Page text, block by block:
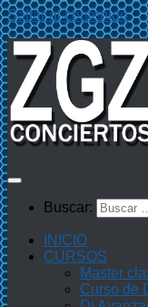
Saltar al contenido
Buscar:
INICIO
CURSOS
Master
Curso de